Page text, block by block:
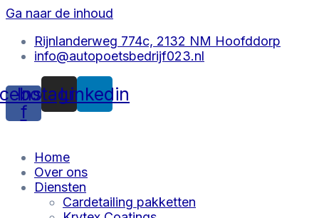
Ga naar de inhoud
Rijnlanderweg 774c, 2132 NM Hoofddorp
info@autopoetsbedrijf023.nl
f
Instagram
Linkedin
Home
Over ons
Diensten
Cardetailing pakketten